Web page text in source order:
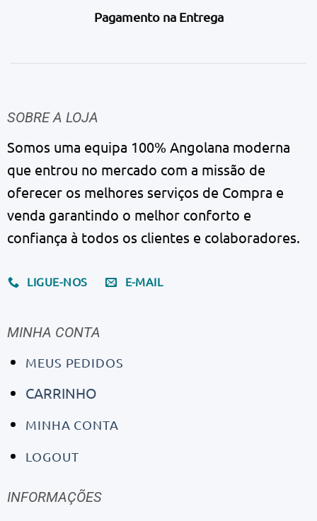
Pagamento na Entrega
SOBRE A LOJA
Somos uma equipa 100% Angolana moderna
que entrou no mercado com a missão de
oferecer os melhores serviços de Compra e
venda garantindo o melhor conforto e
confiança à todos os clientes e colaboradores.
LIGUE-NOS E-MAIL
MINHA CONTA
MEUS PEDIDOS
CARRINHO
MINHA CONTA
LOGOUT
INFORMAÇÕES